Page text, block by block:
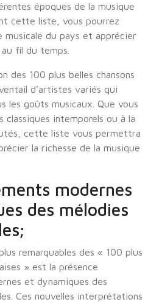
époques de la musique
cette liste, vous pourrez
musicale du pays et apprécier
fil du temps.
des 100 plus belles chansons
d’artistes variés qui
les goûts musicaux. Que vous
classiques intemporels ou à la
cette liste vous permettra
la richesse de la musique
modernes
des mélodies
remarquables des « 100 plus
» est la présence
et dynamiques des
Ces nouvelles interprétations